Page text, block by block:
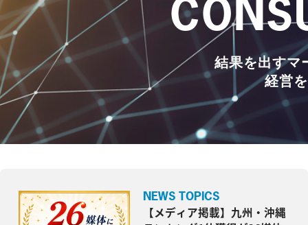
結果を出すマ
経営
NEWS TOPICS
【メディア掲載】九州・沖縄